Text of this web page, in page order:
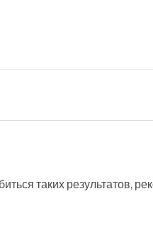
таких результатов,